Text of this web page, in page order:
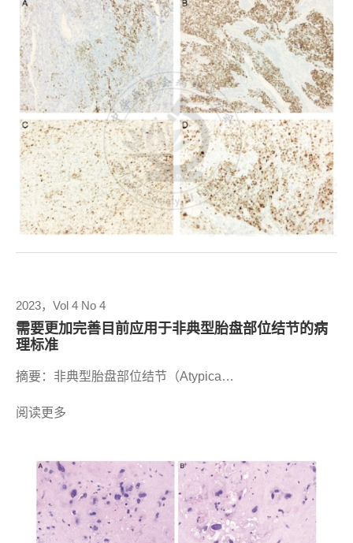
2023，Vol 4 No 4
需要更加完善目前应用于非典型胎盘部位结节的病
理标准
摘要：非典型胎盘部位结节（Atypica…
阅读更多